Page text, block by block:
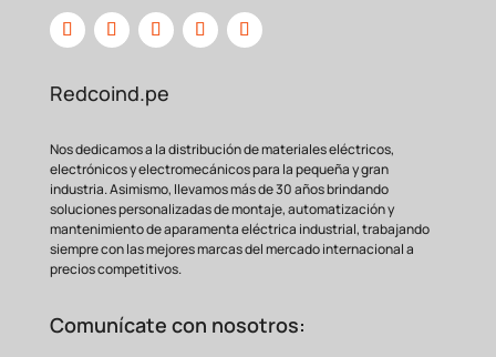
Alta Eficiencia
Energética
Reduce el consumo de
energía, lo que disminuye
Construcción
Robustecida
(Frame 100L)
resistencia, ideal para
entornos industriales
exigentes con menos
paradas porfallas.
Doble Voltaje
Versatilidad deinstalación,
sinnecesidad de
Redcoind.pe
Nos dedicamos a la distribución de materiales eléctricos,
electrónicos y electromecánicos para la pequeña y gran
industria. Asimismo, llevamos más de 30 años brindando
soluciones personalizadas de montaje, automatización y
mantenimiento de aparamenta eléctrica industrial, trabajando
siempre con las mejores marcas del mercado internacional a
precios competitivos.
Comunícate con nosotros: